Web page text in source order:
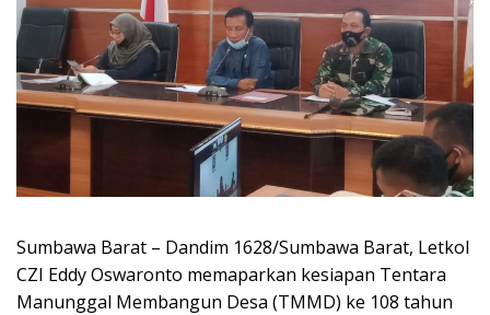
Sumbawa Barat – Dandim 1628/Sumbawa Barat, Letkol
CZI Eddy Oswaronto memaparkan kesiapan Tentara
Manunggal Membangun Desa (TMMD) ke 108 tahun